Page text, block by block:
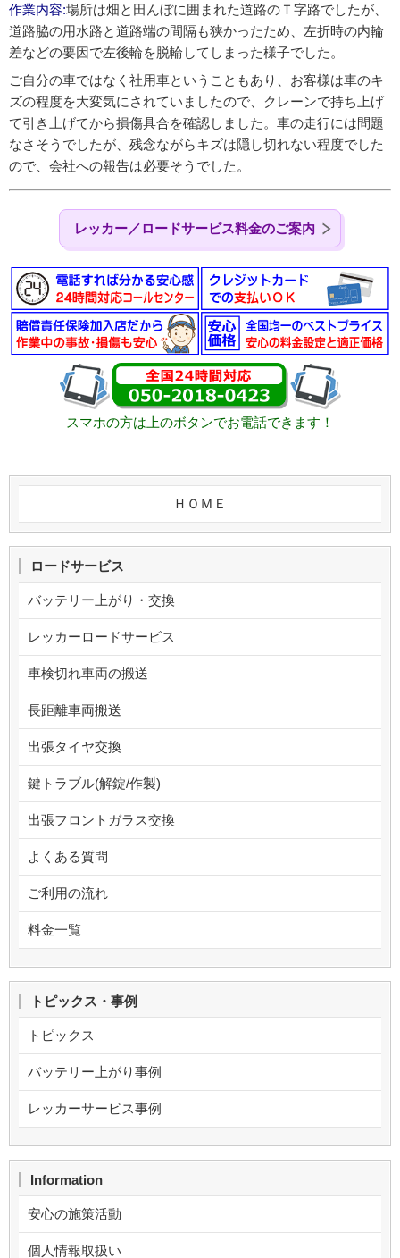
作業内容:場所は畑と田んぼに囲まれた道路のＴ字路でしたが、
道路脇の用水路と道路端の間隔も狭かったため、左折時の内輪
差などの要因で左後輪を脱輪してしまった様子でした。
ご自分の車ではなく社用車ということもあり、お客様は車のキ
ズの程度を大変気にされていましたので、クレーンで持ち上げ
て引き上げてから損傷具合を確認しました。車の走行には問題
なさそうでしたが、残念ながらキズは隠し切れない程度でした
ので、会社への報告は必要そうでした。
レッカー／ロードサービス料金のご案内
スマホの方は上のボタンでお電話できます！
ＨＯＭＥ
ロードサービス
バッテリー上がり・交換
レッカーロードサービス
車検切れ車両の搬送
長距離車両搬送
出張タイヤ交換
鍵トラブル(解錠/作製)
出張フロントガラス交換
よくある質問
ご利用の流れ
料金一覧
トピックス・事例
トピックス
バッテリー上がり事例
レッカーサービス事例
Information
安心の施策活動
個人情報取扱い